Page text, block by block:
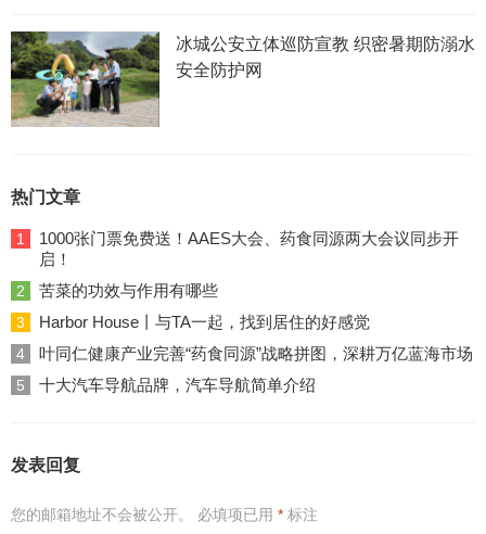
冰城公安立体巡防宣教 织密暑期防溺水
安全防护网
热门文章
1
1000张门票免费送！AAES大会、药食同源两大会议同步开
启！
2 苦菜的功效与作用有哪些
3 Harbor House丨与TA一起，找到居住的好感觉
4 叶同仁健康产业完善“药食同源”战略拼图，深耕万亿蓝海市场
5 十大汽车导航品牌，汽车导航简单介绍
发表回复
您的邮箱地址不会被公开。 必填项已用 * 标注